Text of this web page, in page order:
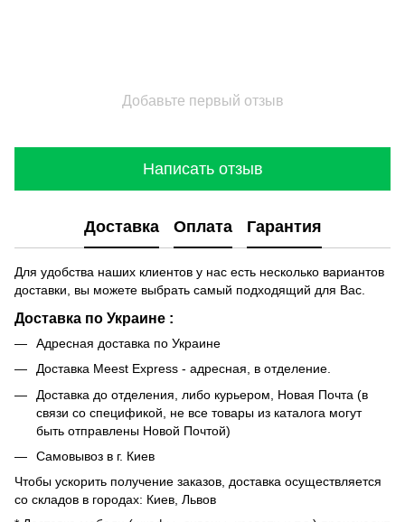
Добавьте первый отзыв
Написать отзыв
Доставка Оплата Гарантия
Для удобства наших клиентов у нас есть несколько вариантов
доставки, вы можете выбрать самый подходящий для Вас.
Доставка по Украине :
Адресная доставка по Украине
Доставка Meest Express - адресная, в отделение.
Доставка до отделения, либо курьером, Новая Почта (в
связи со спецификой, не все товары из каталога могут
быть отправлены Новой Почтой)
Самовывоз в г. Киев
Чтобы ускорить получение заказов, доставка осуществляется
со складов в городах: Киев, Львов